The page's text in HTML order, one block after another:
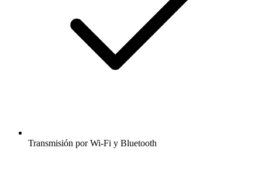
Transmisión por Wi-Fi y Bluetooth